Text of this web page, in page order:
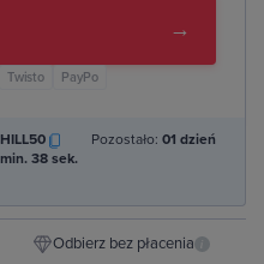
→
Twisto PayPo
Pozostało: 01 dzień
37 sek.
Odbierz bez płacenia i